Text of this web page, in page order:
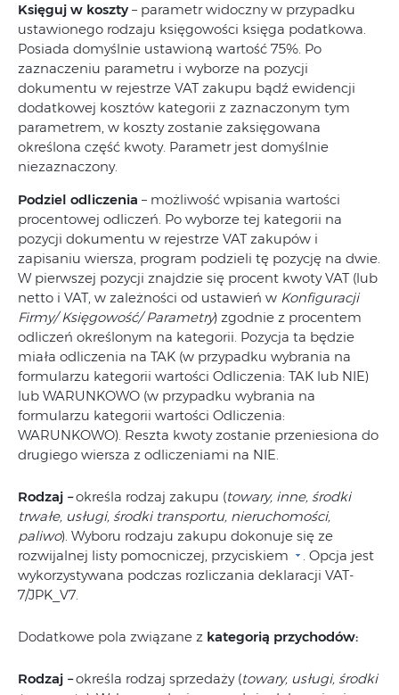
Księguj w koszty – parametr widoczny w przypadku
ustawionego rodzaju księgowości księga podatkowa.
Posiada domyślnie ustawioną wartość 75%. Po
zaznaczeniu parametru i wyborze na pozycji
dokumentu w rejestrze VAT zakupu bądź ewidencji
dodatkowej kosztów kategorii z zaznaczonym tym
parametrem, w koszty zostanie zaksięgowana
określona część kwoty. Parametr jest domyślnie
niezaznaczony.
Podziel odliczenia – możliwość wpisania wartości
procentowej odliczeń. Po wyborze tej kategorii na
pozycji dokumentu w rejestrze VAT zakupów i
zapisaniu wiersza, program podzieli tę pozycję na dwie.
W pierwszej pozycji znajdzie się procent kwoty VAT (lub
netto i VAT, w zależności od ustawień w Konfiguracji
Firmy/ Księgowość/ Parametry) zgodnie z procentem
odliczeń określonym na kategorii. Pozycja ta będzie
miała odliczenia na TAK (w przypadku wybrania na
formularzu kategorii wartości Odliczenia: TAK lub NIE)
lub WARUNKOWO (w przypadku wybrania na
formularzu kategorii wartości Odliczenia:
WARUNKOWO). Reszta kwoty zostanie przeniesiona do
drugiego wiersza z odliczeniami na NIE.
Rodzaj –określa rodzaj zakupu (towary, inne, środki
trwałe, usługi, środki transportu, nieruchomości,
paliwo). Wyboru rodzaju zakupu dokonuje się ze
rozwijalnej listy pomocniczej, przyciskiem
. Opcja jest
wykorzystywana podczas rozliczania deklaracji VAT-
7/JPK_V7.
Dodatkowe pola związane z kategorią przychodów:
Rodzaj –określa rodzaj sprzedaży (towary, usługi, środki